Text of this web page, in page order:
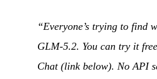
“Everyone’s trying to find
GLM-5.2. You can try it
Chat (link below). No API